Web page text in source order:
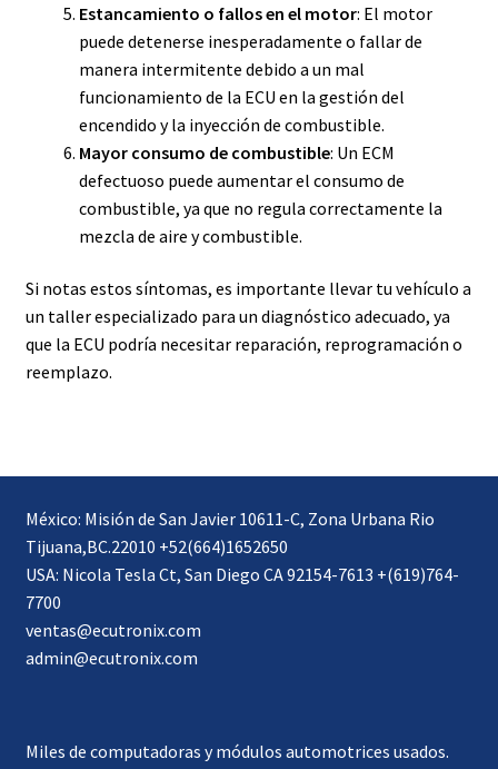
Estancamiento o fallos en el motor: El motor
puede detenerse inesperadamente o fallar de
manera intermitente debido a un mal
funcionamiento de la ECU en la gestión del
encendido y la inyección de combustible.
Mayor consumo de combustible: Un ECM
defectuoso puede aumentar el consumo de
combustible, ya que no regula correctamente la
mezcla de aire y combustible.
Si notas estos síntomas, es importante llevar tu vehículo a
un taller especializado para un diagnóstico adecuado, ya
que la ECU podría necesitar reparación, reprogramación o
reemplazo.
México: Misión de San Javier 10611-C, Zona Urbana Rio
Tijuana,BC.22010 +52(664)1652650
USA: Nicola Tesla Ct, San Diego CA 92154-7613 +(619)764-
7700
ventas@ecutronix.com
admin@ecutronix.com
Miles de computadoras y módulos automotrices usados.